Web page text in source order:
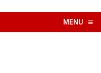
MENU ≡
☰